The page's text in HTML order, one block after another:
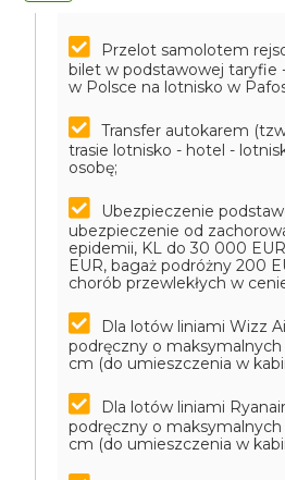
Przelot samolotem
bilet w podstawowej taryfie
w Polsce na lotnisko w
Transfer autokarem
trasie lotnisko - hotel -
osobę;
Ubezpieczenie
ubezpieczenie od
epidemii, KL do 30 000
EUR, bagaż podróżny 200
chorób przewlekłych w
Dla lotów liniami Wizz
podręczny o
cm (do umieszczenia w
Dla lotów liniami
podręczny o
cm (do umieszczenia w